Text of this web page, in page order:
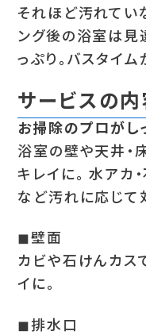
それほど汚れてい
ング後の浴室は見
っぷり。バスタイ
サービスの内
お掃除のプロがし
浴室の壁や天井・
キレイに。 水アカ
など汚れに応じて
◼︎壁面
カビや石けんカス
イに。
◼︎排水口